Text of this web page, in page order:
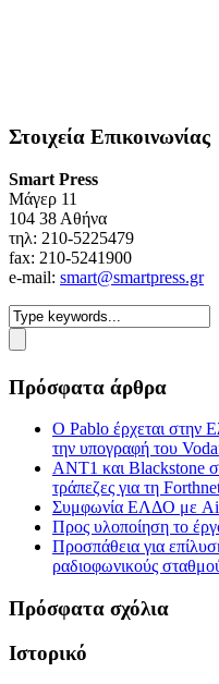
Στοιχεία Επικοινωνίας
Smart Press
Mάγερ 11
104 38 Αθήνα
τηλ: 210-5225479
fax: 210-5241900
e-mail: smart@smartpress.gr
Πρόσφατα άρθρα
Ο Pablo έρχεται στην
την υπογραφή του
ΑΝΤ1 και Blackstone
τράπεζες για τη
Συμφωνία ΕΛΔΟ με
Προς υλοποίηση το
Προσπάθεια για
ραδιοφωνικούς
Πρόσφατα σχόλια
Ιστορικό